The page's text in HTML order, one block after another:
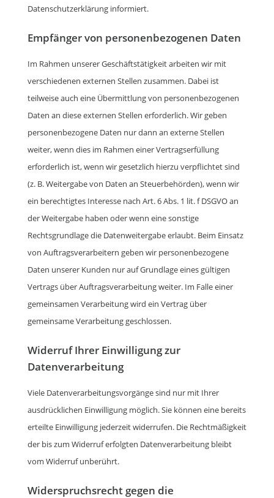
Datenschutzerklärung informiert.
Empfänger von personenbezogenen Daten
Im Rahmen unserer Geschäftstätigkeit arbeiten wir mit
verschiedenen externen Stellen zusammen. Dabei ist
teilweise auch eine Übermittlung von personenbezogenen
Daten an diese externen Stellen erforderlich. Wir geben
personenbezogene Daten nur dann an externe Stellen
weiter, wenn dies im Rahmen einer Vertragserfüllung
erforderlich ist, wenn wir gesetzlich hierzu verpflichtet sind
(z. B. Weitergabe von Daten an Steuerbehörden), wenn wir
ein berechtigtes Interesse nach Art. 6 Abs. 1 lit. f DSGVO an
der Weitergabe haben oder wenn eine sonstige
Rechtsgrundlage die Datenweitergabe erlaubt. Beim Einsatz
von Auftragsverarbeitern geben wir personenbezogene
Daten unserer Kunden nur auf Grundlage eines gültigen
Vertrags über Auftragsverarbeitung weiter. Im Falle einer
gemeinsamen Verarbeitung wird ein Vertrag über
gemeinsame Verarbeitung geschlossen.
Widerruf Ihrer Einwilligung zur
Datenverarbeitung
Viele Datenverarbeitungsvorgänge sind nur mit Ihrer
ausdrücklichen Einwilligung möglich. Sie können eine bereits
erteilte Einwilligung jederzeit widerrufen. Die Rechtmäßigkeit
der bis zum Widerruf erfolgten Datenverarbeitung bleibt
vom Widerruf unberührt.
Widerspruchsrecht gegen die